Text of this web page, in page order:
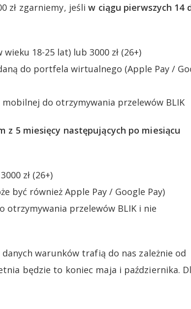
zł zgarniemy, jeśliw ciągu pierwszych 14
18-25 lat) lub 3000 zł (26+)
do portfela wirtualnego (Apple Pay /
do otrzymywania przelewów BLIK
z 5 miesięcy następujących po miesiącu
zł (26+)
być również Apple Pay / Google Pay)
przelewów BLIK i nie
warunków trafią do nas zależnie od
będzie to koniec maja i października.